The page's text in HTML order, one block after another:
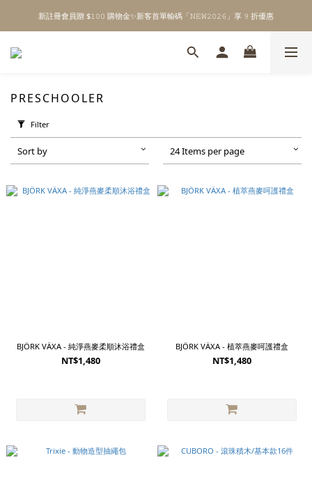
\ Welcome to 𝙻𝚒𝚝𝚝𝚕𝚎 𝙼𝚒𝚕𝚔𝚢 𝚆𝚊𝚢  ✨ For the Little Ones. /
新註冊會員贈 $𝟷𝟶𝟶 購物金✨新客首單輸碼「𝙽𝙴𝚆𝟸𝟶𝟸𝟼」享 𝟿 折優惠
全館單筆消費滿 $𝟹𝟶𝟶𝟶 即享免運 ⸝⁺ ✧ 台灣地區限定
PRESCHOOLER
Filter
Sort by 24 Items per page
BJÖRK VÄXA - 純淨燕麥柔順沐浴禮盒
NT$1,480
BJÖRK VÄXA - 植萃燕麥呵護禮盒
NT$1,480